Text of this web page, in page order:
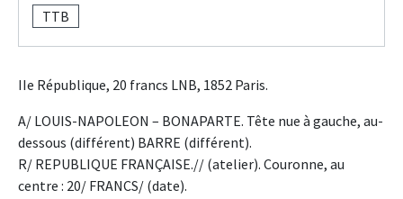
TTB
IIe République, 20 francs LNB, 1852 Paris.
A/ LOUIS-NAPOLEON – BONAPARTE. Tête nue à gauche, au-
dessous (différent) BARRE (différent).
R/ REPUBLIQUE FRANÇAISE.// (atelier). Couronne, au
centre : 20/ FRANCS/ (date).